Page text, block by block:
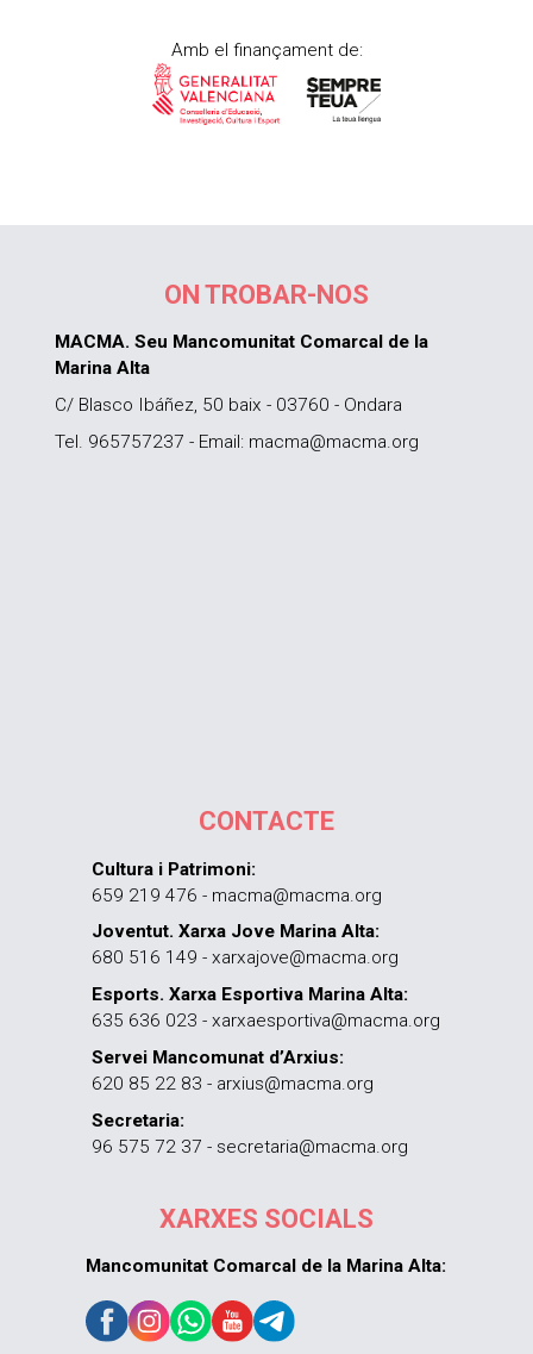
Amb el finançament de:
ON TROBAR-NOS
MACMA. Seu Mancomunitat Comarcal de la
Marina Alta
C/ Blasco Ibáñez, 50 baix - 03760 - Ondara
Tel. 965757237 - Email: macma@macma.org
CONTACTE
Cultura i Patrimoni:
659 219 476 - macma@macma.org
Joventut. Xarxa Jove Marina Alta:
680 516 149 - xarxajove@macma.org
Esports. Xarxa Esportiva Marina Alta:
635 636 023 - xarxaesportiva@macma.org
Servei Mancomunat d’Arxius:
620 85 22 83 - arxius@macma.org
Secretaria:
96 575 72 37 - secretaria@macma.org
XARXES SOCIALS
Mancomunitat Comarcal de la Marina Alta: